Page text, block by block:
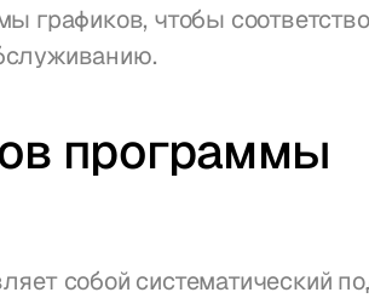
графиков, чтобы
программы
собой систематический